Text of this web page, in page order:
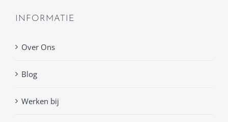
INFORMATIE
Over Ons
Blog
Werken bij